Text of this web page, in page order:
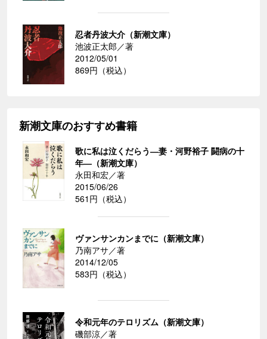
忍者丹波大介（新潮文庫）
池波正太郎／著
2012/05/01
869円（税込）
新潮文庫のおすすめ書籍
歌に私は泣くだらう―妻・河野裕子 闘病の十
年―（新潮文庫）
永田和宏／著
2015/06/26
561円（税込）
ヴァンサンカンまでに（新潮文庫）
乃南アサ／著
2014/12/05
583円（税込）
令和元年のテロリズム（新潮文庫）
磯部涼／著